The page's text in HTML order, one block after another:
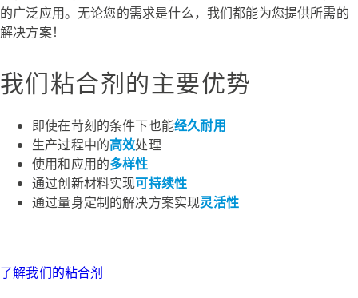
的广泛应用。无论您的需求是什么，我们都能为您提供所需的
解决方案！
我们粘合剂的主要优势
即使在苛刻的条件下也能经久耐用
生产过程中的高效处理
使用和应用的多样性
通过创新材料实现可持续性
通过量身定制的解决方案实现灵活性
了解我们的粘合剂